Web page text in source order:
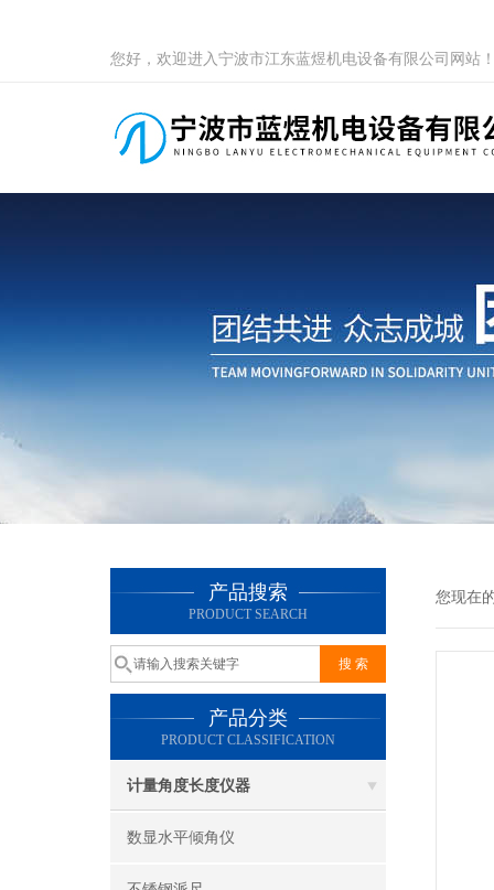
您好，欢迎进入宁波市江东蓝煜机电设备有限公司网站
产品搜索
PRODUCT SEARCH
产品分类
PRODUCT CLASSIFICATION
计量角度长度仪器
数显水平倾角仪
您现在